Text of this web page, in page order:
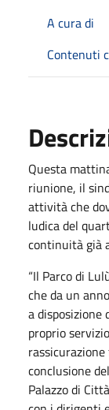
A cura di
Contenuti
Questa
riunione, il
attività che
ludica del
continuità già
“Il Parco di
che da un
a
proprio
conclusione
Palazzo di